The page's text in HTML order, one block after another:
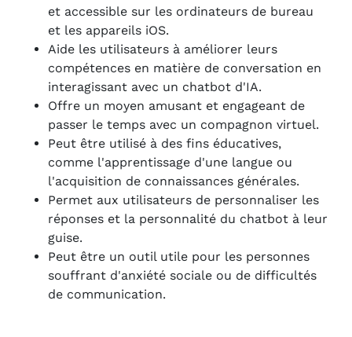
et accessible sur les ordinateurs de bureau
et les appareils iOS.
Aide les utilisateurs à améliorer leurs
compétences en matière de conversation en
interagissant avec un chatbot d'IA.
Offre un moyen amusant et engageant de
passer le temps avec un compagnon virtuel.
Peut être utilisé à des fins éducatives,
comme l'apprentissage d'une langue ou
l'acquisition de connaissances générales.
Permet aux utilisateurs de personnaliser les
réponses et la personnalité du chatbot à leur
guise.
Peut être un outil utile pour les personnes
souffrant d'anxiété sociale ou de difficultés
de communication.